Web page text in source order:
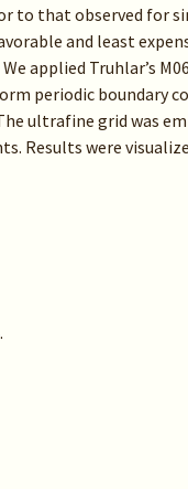
to that observed for
and least
applied Truhlar’s
periodic boundary
ultrafine grid was
Results were